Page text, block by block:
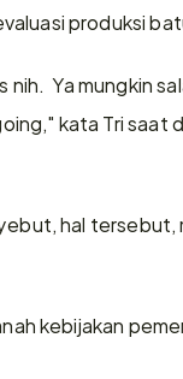
produksi
Ya mungkin
kata Tri
hal tersebut,
kebijakan